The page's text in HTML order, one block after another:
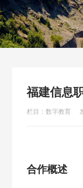
福建信息
栏目：数字教育
合作概述